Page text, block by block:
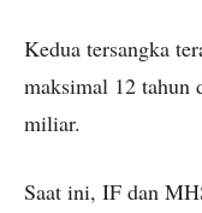
Kedua tersangka
maksimal 12 tahun
miliar.
Saat ini, IF dan